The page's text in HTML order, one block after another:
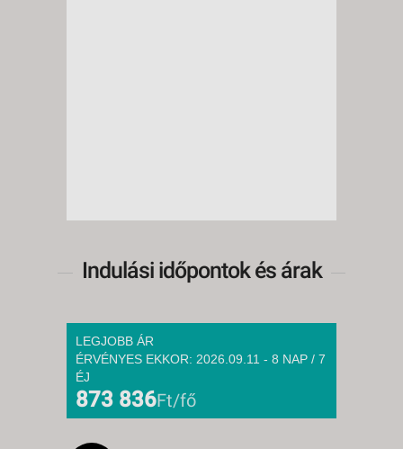
Indulási időpontok és árak
LEGJOBB ÁR
ÉRVÉNYES EKKOR: 2026.09.11 - 8 NAP / 7
ÉJ
873 836Ft/fő